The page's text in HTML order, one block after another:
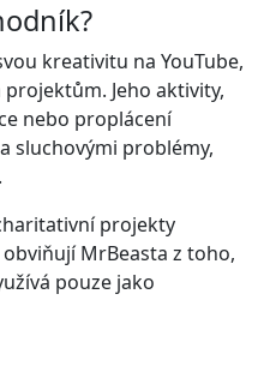
kreativitu na YouTube,
Jeho aktivity,
nebo proplácení
sluchovými problémy,
projekty
MrBeasta z toho,
pouze jako